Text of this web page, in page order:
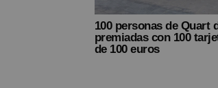
100 personas de Quart
premiadas con 100
de 100 euros